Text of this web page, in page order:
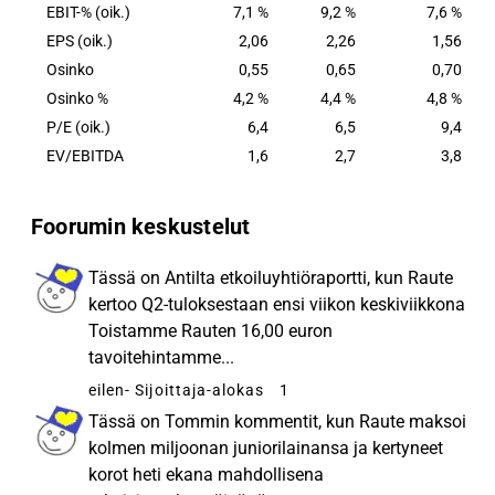
EBIT-% (oik.) 7,1 % 9,2 %
7,6 %
EPS (oik.)
2,06 2,26
1,56
Osinko
0,55 0,65
0,70
Osinko %
4,2 % 4,4 %
4,8 %
P/E (oik.)
6,4 6,5
9,4
EV/EBITDA
1,6 2,7 3,8
Foorumin keskustelut
Tässä on Antilta etkoiluyhtiöraportti, kun Raute
kertoo Q2-tuloksestaan ensi viikon keskiviikkona
Toistamme Rauten 16,00 euron
tavoitehintamme...
eilen- Sijoittaja-alokas 1
Tässä on Tommin kommentit, kun Raute maksoi
kolmen miljoonan juniorilainansa ja kertyneet
korot heti ekana mahdollisena